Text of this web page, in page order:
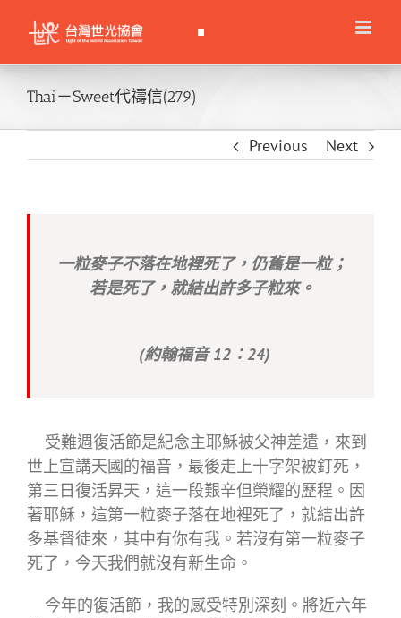
content
Thai－Sweet代禱信(279)
Previous Next
一粒麥子不落在地裡死了，仍舊是一粒；
若是死了，就結出許多子粒來。
(約翰福音 12：24)
受難週復活節是紀念主耶穌被父神差遣，來到
世上宣講天國的福音，最後走上十字架被釘死，
第三日復活昇天，這一段艱辛但榮耀的歷程。因
著耶穌，這第一粒麥子落在地裡死了，就結出許
多基督徒來，其中有你有我。若沒有第一粒麥子
死了，今天我們就沒有新生命。
今年的復活節，我的感受特別深刻。將近六年